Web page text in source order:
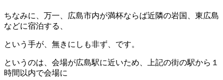
ちなみに、万一、広島市内が満杯ならば近隣の岩国、東広島
などに宿泊する、
という手が、無きにしも非ず、です。
というのは、会場が広島駅に近いため、上記の街の駅から１
時間以内で会場に